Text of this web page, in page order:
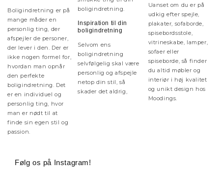
Boligindretning er på
mange måder en
personlig ting, der
afspejler de personer,
der lever i den. Der er
ikke nogen formel for,
hvordan man opnår
den perfekte
boligindretning. Det
er en individuel og
personlig ting, hvor
man er nødt til at
finde sin egen stil og
passion.
boligindretning.
Inspiration til din
boligindretning
Selvom ens
boligindretning
selvfølgelig skal være
personlig og afspejle
netop din stil, så
skader det aldrig,
Uanset om du er på
udkig efter spejle,
plakater, sofaborde,
spisebordsstole,
vitrineskabe, lamper,
sofaer eller
spiseborde, så finder
du altid møbler og
interiør i høj kvalitet
og unikt design hos
Moodings.
Følg os på Instagram!